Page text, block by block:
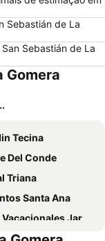
Sebastián de La
Sebastián de La
Gomera
Tecina
Del Conde
Triana
Santa Ana
Jardín La Punta